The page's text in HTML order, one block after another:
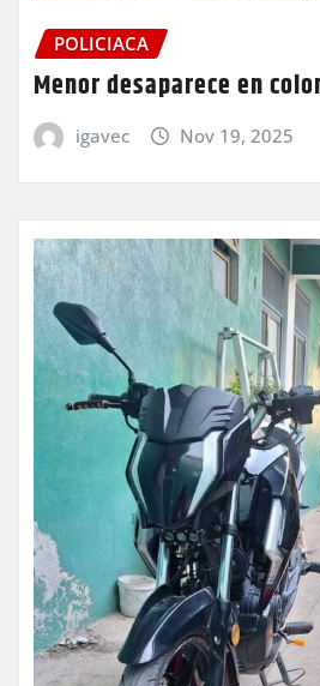
POLICIACA
Menor desaparece en
igavec Nov 19, 2025